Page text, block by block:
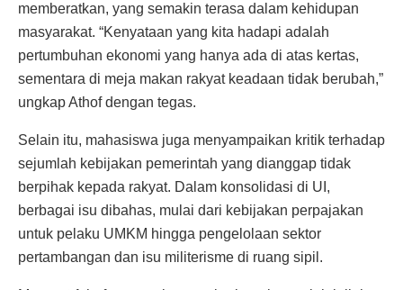
memberatkan, yang semakin terasa dalam kehidupan
masyarakat. “Kenyataan yang kita hadapi adalah
pertumbuhan ekonomi yang hanya ada di atas kertas,
sementara di meja makan rakyat keadaan tidak berubah,”
ungkap Athof dengan tegas.
Selain itu, mahasiswa juga menyampaikan kritik terhadap
sejumlah kebijakan pemerintah yang dianggap tidak
berpihak kepada rakyat. Dalam konsolidasi di UI,
berbagai isu dibahas, mulai dari kebijakan perpajakan
untuk pelaku UMKM hingga pengelolaan sektor
pertambangan dan isu militerisme di ruang sipil.